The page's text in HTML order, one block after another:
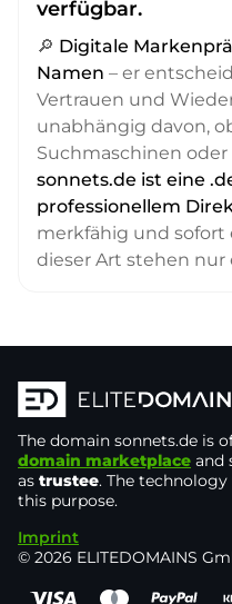
verfügbar.
🔎 Digitale
Namen – er
Vertrauen und
unabhängig davon,
Suchmaschinen
sonnets.de ist eine
professionellem
merkfähig und sofort
dieser Art stehen nur
The domain sonnets.de is
domain marketplace and
as trustee. The
this purpose.
Imprint
© 2026 ELITEDOMAINS